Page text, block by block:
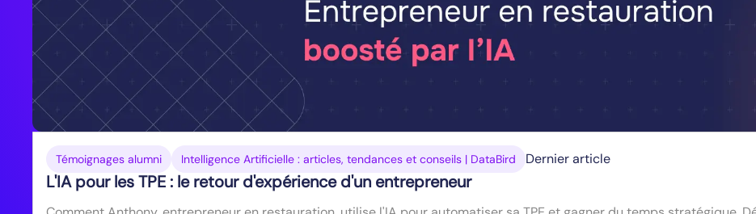
Témoignages alumni Intelligence Artificielle : articles, tendances et conseils | DataBird Dernier article
L'IA pour les TPE : le retour d'expérience d'un entrepreneur